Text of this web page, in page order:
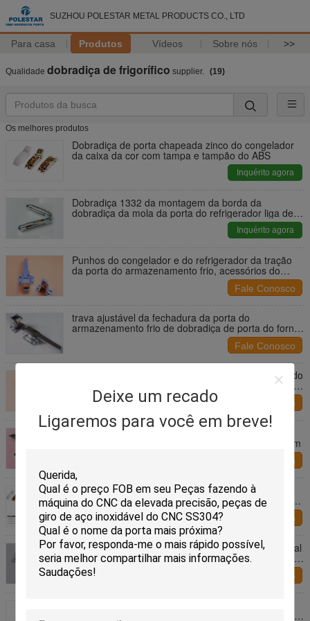
SUZHOU POLESTAR METAL PRODUCTS CO., LTD
Para casa Produtos Vídeos Sobre nós >>
Deixe um recado
Ligaremos para você em breve!
Qualidade dobradiça de frigorífico supplier. (19)
Os melhores produtos
Dobradiça de porta chapeada zinco do congelador
da caixa da cor com tampa e tampão do ABS
Inquérito agora
Dobradiça 1332 da montagem da borda da
dobradiça da mola da porta do refrigerador liga de
Inquérito agora
Punhos do congelador e do refrigerador da tração
da porta do armazenamento frio, acessórios do
Fale Conosco
trava ajustável da fechadura da porta do
armazenamento frio de dobradiça de porta do forno
do punho do congelador do comprimento de 160mm
Fale Conosco
armazenamento frio da dobradiça do refrigerador do
comprimento de 230mm e punho da tração da porta
do forno
Fale Conosco
de aço inoxidável lustrado espelho dos puxadores
da porta do refrigerador do comprimento de 145mm
Fale Conosco
Dobradiça chapeada Chrome escovada do
refrigerador da armação de aço com tampa branca
do ABS
Fale Conosco
Trava à prova de som selada do caminhão industrial
de armazenamento frio da dobradiça do refrigerador
da tração da porta
Fale Conosco
de porta do congelador de refrigerador do equilíbrio